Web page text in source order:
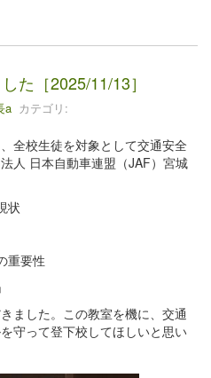
た［2025/11/13］
a カテゴリ:
全校生徒を対象として交通安全
人 日本自動車連盟（JAF）宮城
状
重要性
ました。この教室を機に、交通
守って登下校してほしいと思い